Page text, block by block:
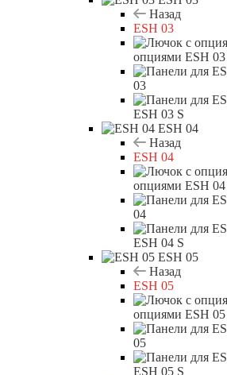
Назад
ESH 03
опциями ESH 03
03
ESH 03 S
ESH 04
Назад
ESH 04
опциями ESH 04
04
ESH 04 S
ESH 05
Назад
ESH 05
опциями ESH 05
05
ESH 05 S